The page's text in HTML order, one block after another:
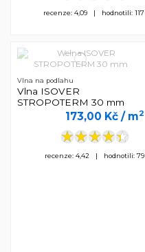
recenze: 4,09 | hodnotili: 117
Vlna na podlahu
Vlna ISOVER
STROPOTERM 30 mm
173,00 Kč / m2
recenze: 4,42 | hodnotili: 79